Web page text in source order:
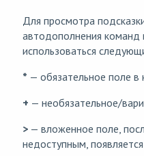
Для просмотра
автодополнения
использоваться
* — обязательное поле
+ — необязательное/
> — вложенное поле,
недоступным,